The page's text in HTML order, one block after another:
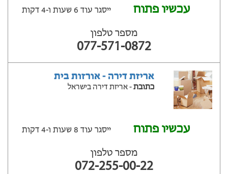
עכשיו פתוח ייסגר עוד 6 שעות ‫ו-4 דקות
מספר טלפון
077-571-0872
אריזת דירה - אורזות בית
כתובת- אריזת דירה בישראל
עכשיו פתוח ייסגר עוד 8 שעות ‫ו-4 דקות
מספר טלפון
072-255-00-22